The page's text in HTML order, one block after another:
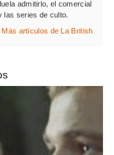
admitirlo, el comercial
las series de culto.
Más artículos de La British